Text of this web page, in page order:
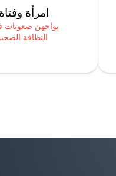
امرأة
يواجهن صعوبات
النظافة